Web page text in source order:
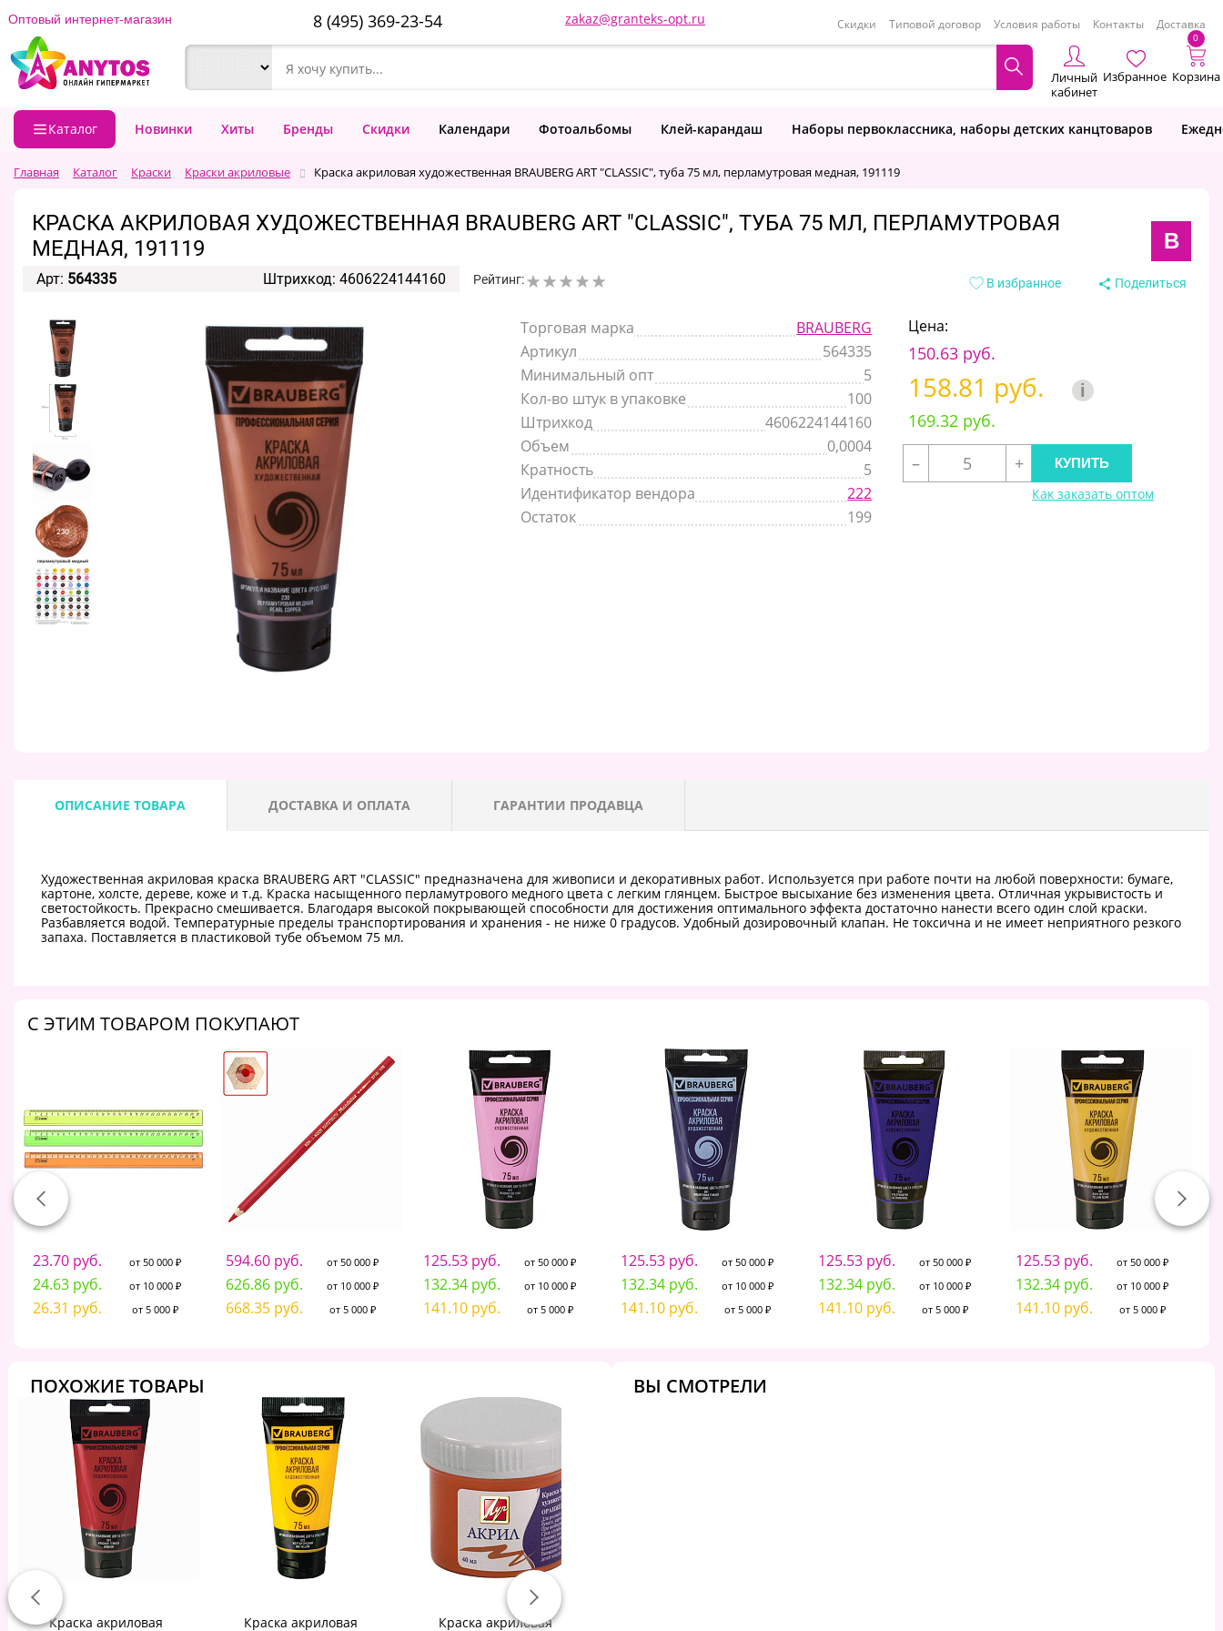
Оптовый интернет-магазин 8 (495) 369-23-54 zakaz@granteks-opt.ru Скидки Типовой договор Условия работы Контакты Доставка
Личный
кабинет
Избранное
0
Корзина
Каталог Новинки Хиты Бренды Скидки Календари Фотоальбомы Клей-карандаш Наборы первоклассника, наборы детских канцтоваров
Главная Каталог Краски Краски акриловые Краска акриловая художественная BRAUBERG ART "CLASSIC", туба 75 мл, перламутровая медная, 191119
КРАСКА АКРИЛОВАЯ ХУДОЖЕСТВЕННАЯ BRAUBERG ART "CLASSIC", ТУБА 75 МЛ, ПЕРЛАМУТРОВАЯ
МЕДНАЯ, 191119
B
Арт: 564335 Штрихкод: 4606224144160 Рейтинг: В избранное Поделиться
Торговая марка
BRAUBERG
Артикул
564335
Минимальный опт
5
Кол-во штук в упаковке
100
Штрихкод
4606224144160
Объем
0,0004
Кратность
5
Идентификатор вендора
222
Остаток
199
Цена:
150.63 руб.
158.81 руб. i
169.32 руб.
–
+
Как заказать оптом
ОПИСАНИЕ ТОВАРА ДОСТАВКА И ОПЛАТА ГАРАНТИИ ПРОДАВЦА
Художественная акриловая краска BRAUBERG ART "CLASSIC" предназначена для живописи и декоративных работ. Используется при работе почти на любой поверхности: бумаге,
картоне, холсте, дереве, коже и т.д. Краска насыщенного перламутрового медного цвета с легким глянцем. Быстрое высыхание без изменения цвета. Отличная укрывистость и
светостойкость. Прекрасно смешивается. Благодаря высокой покрывающей способности для достижения оптимального эффекта достаточно нанести всего один слой краски.
Разбавляется водой. Температурные пределы транспортирования и хранения - не ниже 0 градусов. Удобный дозировочный клапан. Не токсична и не имеет неприятного резкого
запаха. Поставляется в пластиковой тубе объемом 75 мл.
C ЭТИМ ТОВАРОМ ПОКУПАЮТ
23.70 руб. от 50 000 ₽
24.63 руб. от 10 000 ₽
26.31 руб. от 5 000 ₽
594.60 руб. от 50 000 ₽
626.86 руб. от 10 000 ₽
668.35 руб. от 5 000 ₽
125.53 руб. от 50 000 ₽
132.34 руб. от 10 000 ₽
141.10 руб. от 5 000 ₽
125.53 руб. от 50 000 ₽
132.34 руб. от 10 000 ₽
141.10 руб. от 5 000 ₽
125.53 руб. от 50 000 ₽
132.34 руб. от 10 000 ₽
141.10 руб. от 5 000 ₽
125.53 руб. от 50 000 ₽
132.34 руб. от 10 000 ₽
141.10 руб. от 5 000 ₽
ПОХОЖИЕ ТОВАРЫ
Краска акриловая
Краска акриловая
Краска акриловая
ВЫ СМОТРЕЛИ